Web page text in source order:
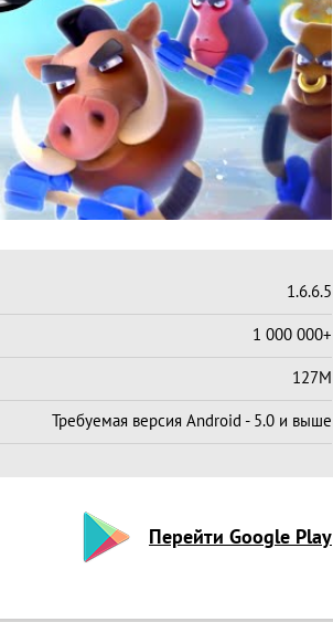
1.6.6.5
1 000 000+
127M
Требуемая версия Android - 5.0 и выше
Перейти Google Play